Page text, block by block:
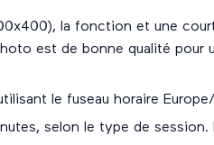
la fonction et une
est de bonne qualité pour
le fuseau horaire
selon le type de session.